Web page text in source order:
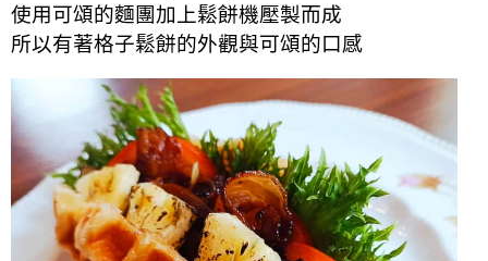
使用可頌的麵團加上鬆餅機壓製而成
所以有著格子鬆餅的外觀與可頌的口感